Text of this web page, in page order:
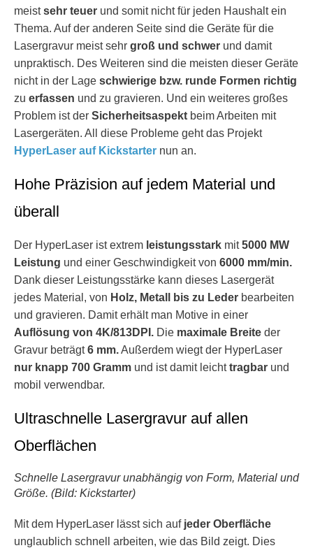
meistsehr teuer und somit nicht für jeden Haushalt ein
Thema. Auf der anderen Seite sind die Geräte für die
Lasergravur meist sehr groß und schwer und damit
unpraktisch. Des Weiteren sind die meisten dieser Geräte
nicht in der Lage schwierige bzw. runde Formen richtig
zu erfassen und zu gravieren. Und ein weiteres großes
Problem ist der Sicherheitsaspekt beim Arbeiten mit
Lasergeräten. All diese Probleme geht das Projekt
HyperLaser auf Kickstarter nun an.
Hohe Präzision auf jedem Material und
überall
Der HyperLaser ist extrem leistungsstark mit5000 MW
Leistung und einer Geschwindigkeit von 6000 mm/min.
Dank dieser Leistungsstärke kann dieses Lasergerät
jedes Material, von Holz, Metall bis zu Leder bearbeiten
und gravieren. Damit erhält man Motive in einer
Auflösung von 4K/813DPI. Die maximale Breite der
Gravur beträgt6 mm.Außerdem wiegt der HyperLaser
nur knapp 700 Gramm und ist damit leichttragbar und
mobil verwendbar.
Ultraschnelle Lasergravur auf allen
Oberflächen
Schnelle Lasergravur unabhängig von Form, Material und
Größe. (Bild: Kickstarter)
Mit dem HyperLaser lässt sich auf jeder Oberfläche
unglaublich schnell arbeiten, wie das Bild zeigt. Dies